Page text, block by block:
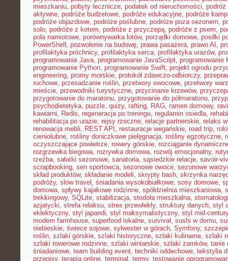
mieszkaniu, pobyty lecznicze, podatek od nieruchomości, podróż
aktywne, podróże budżetowe, podróże edukacyjne, podróże
podróże objazdowe, podróże poślubne, podróże poza sezonem,
solo, podróże z kotem, podróże z przyczepą, podróże z psem,
pola namiotowe, porównywarka lotów, porządki domowe, posiłki
PowerShell , pozwolenie na budowę, prawa pasażera, prawo AI ,
profilaktyka próchnicy, profilaktyka serca, profilaktyka urazów,
programowanie Java, programowanie JavaScript, programowanie
programowanie Python, programowanie Swift, projekt ogrodu
engineering, promy morskie, protokół zdawczo-odbiorczy,
ruchowe, przesadzanie roślin, przetwory owocowe, przetwory
mieście, przewodniki turystyczne, przycinanie krzewów,
przygotowanie do maratonu, przygotowanie do półmaratonu,
psychodietetyka, puzzle, quizy, rafting, RAG, ramen domowy,
kawiarni, Redis, regeneracja po treningu, regulamin osiedla,
rehabilitacja po urazie, rejsy rzeczne, relacje partnerskie, relaks
renowacja mebli, REST API , restauracje wegańskie, road trip,
cieniolubne, rośliny doniczkowe pielęgnacja, rośliny egzotyczne,
oczyszczające powietrze, rowery górskie, rozciąganie
rozgrzewka biegowa, rozrywka domowa, rozwój emocjonalny,
rzeźba, sałatki sezonowe, sanatoria, sąsiedzkie relacje, savoir-
scrapbooking, sen sportowca, sezonowe owoce, sezonowe
skład produktów, składanie modeli, skrypty bash, skrzynka
podróży, slow travel , śniadania wysokobiałkowe, sosy domowe,
domowa, spływy kajakowe rodzinne, spółdzielnia mieszkaniowa,
trekkingowy, SQLite, stabilizacja, stodoła mieszkalna,
azjatycki, strefa relaksu, stres przewlekły, struktury danych, styl
eklektyczny, styl japandi, styl maksymalistyczny, styl mid-century
modern farmhouse, superfood lokalne, survival , sushi w domu,
niebieskie, świece sojowe, sylwester w górach, Symfony,
roślin, szlaki górskie, szlaki historyczne, szlaki kulinarne, szlaki
szlaki rowerowe rodzinne, szlaki winiarskie, szlaki zamków, tanie
śniadaniowe, team building event, techniki oddechowe, tekstylia
przepisy, terapia online, terminal , termy, testowanie